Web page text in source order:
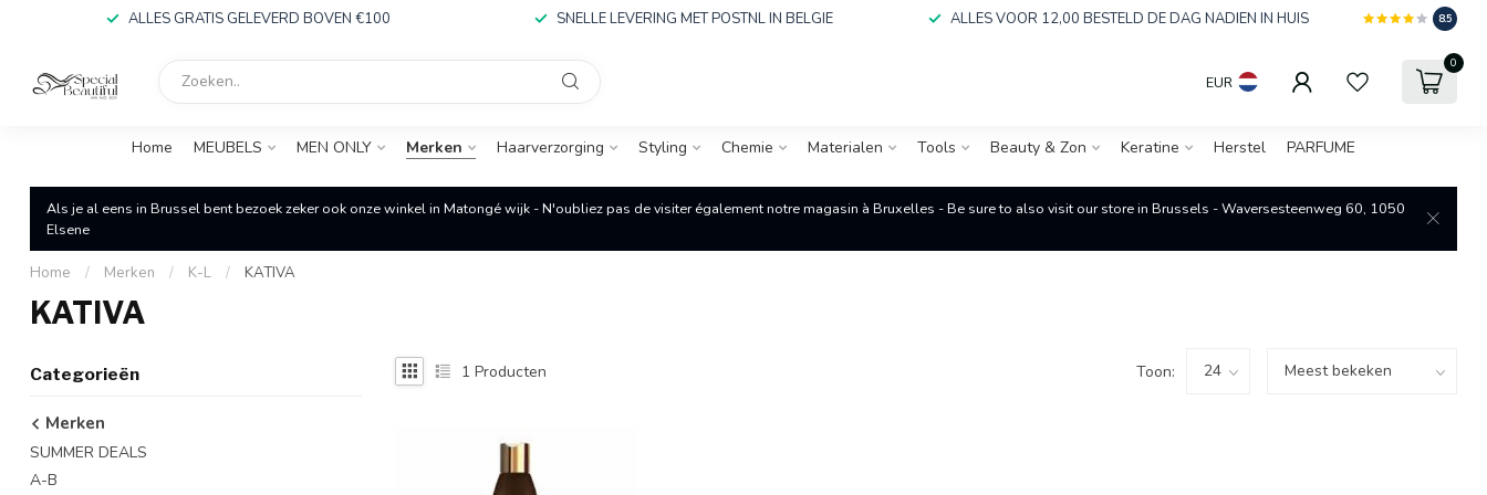
ALLES GRATIS GELEVERD BOVEN €100 SNELLE LEVERING MET POSTNL IN BELGIE ALLES VOOR 12,00 BESTELD DE DAG NADIEN IN HUIS 8.5
EUR
0
Home MEUBELS MEN ONLY Merken Haarverzorging Styling Chemie Materialen Tools Beauty & Zon Keratine Herstel PARFUME
Als je al eens in Brussel bent bezoek zeker ook onze winkel in Matongé wijk - N'oubliez pas de visiter également notre magasin à Bruxelles - Be sure to also visit our store in Brussels - Waversesteenweg 60, 1050
Elsene
Home / Merken / K-L / KATIVA
KATIVA
Categorieën
Merken
SUMMER DEALS
A-B
1 Producten Toon: